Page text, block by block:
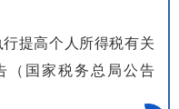
提高个人所得税有关
（国家税务总局公告